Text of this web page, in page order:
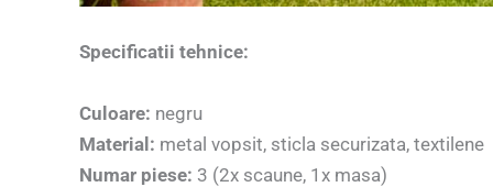
Specificatii tehnice:
Culoare: negru
Material: metal vopsit, sticla securizata, textilene
Numar piese: 3 (2x scaune, 1x masa)